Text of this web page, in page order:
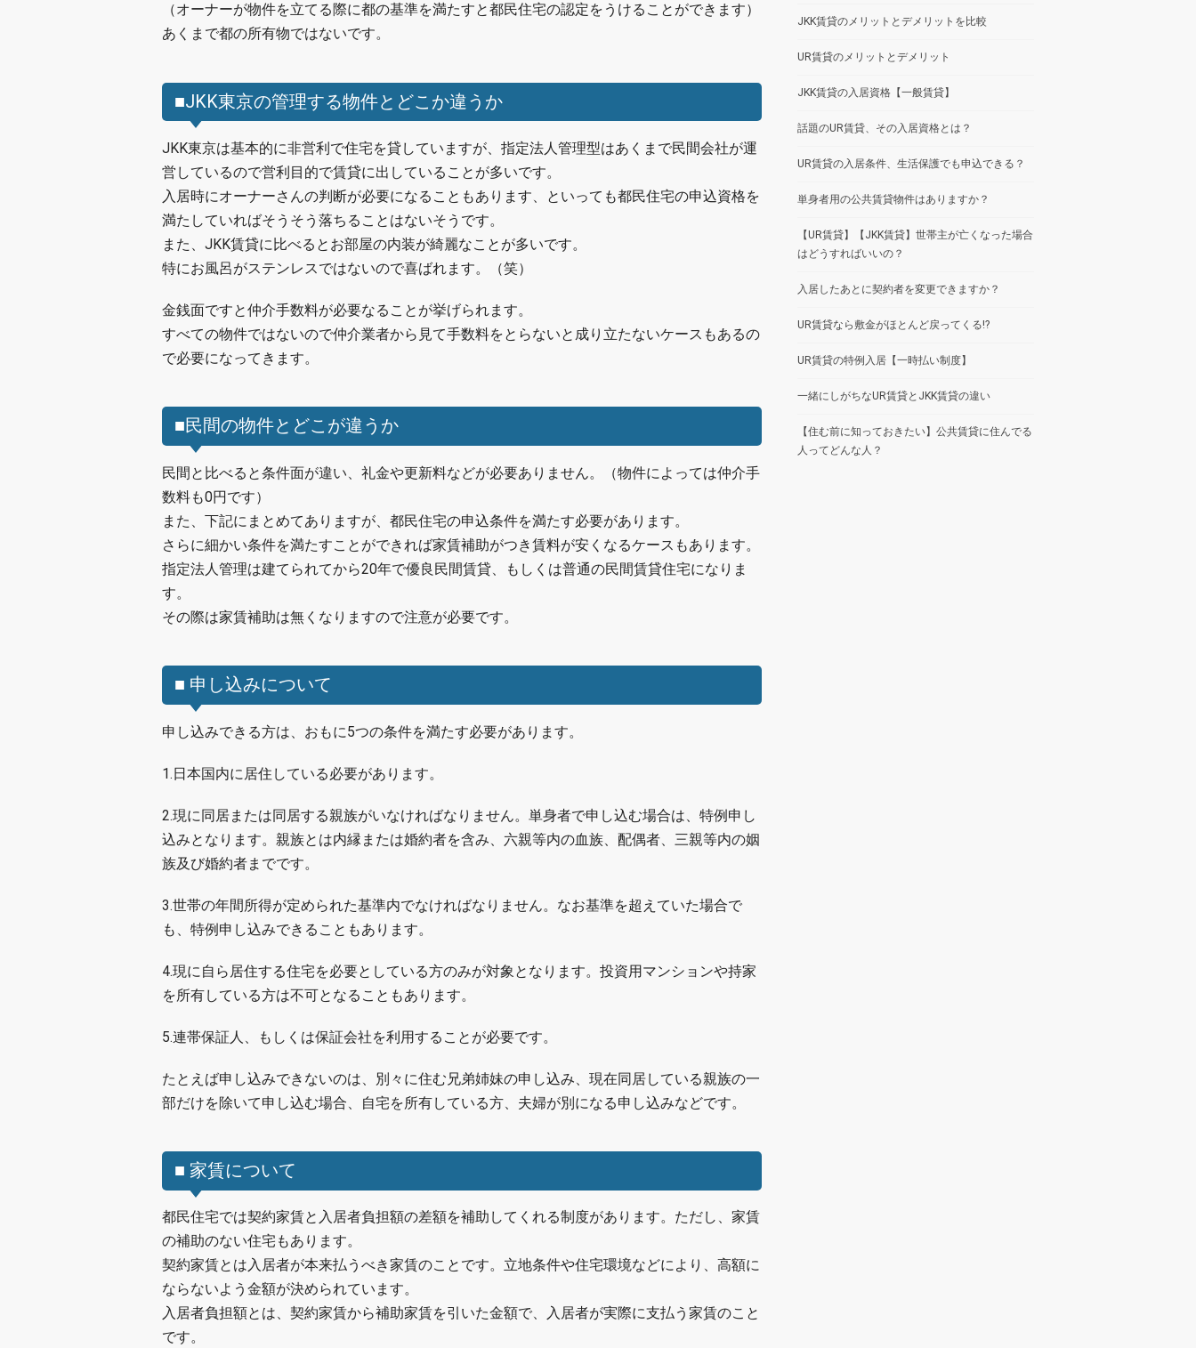
（オーナーが物件を立てる際に都の基準を満たすと都民住宅の認定をうけることができます）
あくまで都の所有物ではないです。
■JKK東京の管理する物件とどこか違うか
JKK東京は基本的に非営利で住宅を貸していますが、指定法人管理型はあくまで民間会社が運
営しているので営利目的で賃貸に出していることが多いです。
入居時にオーナーさんの判断が必要になることもあります、といっても都民住宅の申込資格を
満たしていればそうそう落ちることはないそうです。
また、JKK賃貸に比べるとお部屋の内装が綺麗なことが多いです。
特にお風呂がステンレスではないので喜ばれます。（笑）
金銭面ですと仲介手数料が必要なることが挙げられます。
すべての物件ではないので仲介業者から見て手数料をとらないと成り立たないケースもあるの
で必要になってきます。
■民間の物件とどこが違うか
民間と比べると条件面が違い、礼金や更新料などが必要ありません。（物件によっては仲介手
数料も0円です）
また、下記にまとめてありますが、都民住宅の申込条件を満たす必要があります。
さらに細かい条件を満たすことができれば家賃補助がつき賃料が安くなるケースもあります。
指定法人管理は建てられてから20年で優良民間賃貸、もしくは普通の民間賃貸住宅になりま
す。
その際は家賃補助は無くなりますので注意が必要です。
■ 申し込みについて
申し込みできる方は、おもに5つの条件を満たす必要があります。
1.日本国内に居住している必要があります。
2.現に同居または同居する親族がいなければなりません。単身者で申し込む場合は、特例申し
込みとなります。親族とは内縁または婚約者を含み、六親等内の血族、配偶者、三親等内の姻
族及び婚約者までです。
3.世帯の年間所得が定められた基準内でなければなりません。なお基準を超えていた場合で
も、特例申し込みできることもあります。
4.現に自ら居住する住宅を必要としている方のみが対象となります。投資用マンションや持家
を所有している方は不可となることもあります。
5.連帯保証人、もしくは保証会社を利用することが必要です。
たとえば申し込みできないのは、別々に住む兄弟姉妹の申し込み、現在同居している親族の一
部だけを除いて申し込む場合、自宅を所有している方、夫婦が別になる申し込みなどです。
■ 家賃について
都民住宅では契約家賃と入居者負担額の差額を補助してくれる制度があります。ただし、家賃
の補助のない住宅もあります。
契約家賃とは入居者が本来払うべき家賃のことです。立地条件や住宅環境などにより、高額に
ならないよう金額が決められています。
入居者負担額とは、契約家賃から補助家賃を引いた金額で、入居者が実際に支払う家賃のこと
です。
JKK賃貸のメリットとデメリットを比較
UR賃貸のメリットとデメリット
JKK賃貸の入居資格【一般賃貸】
話題のUR賃貸、その入居資格とは？
UR賃貸の入居条件、生活保護でも申込できる？
単身者用の公共賃貸物件はありますか？
【UR賃貸】【JKK賃貸】世帯主が亡くなった場合
はどうすればいいの？
入居したあとに契約者を変更できますか？
UR賃貸なら敷金がほとんど戻ってくる!?
UR賃貸の特例入居【一時払い制度】
一緒にしがちなUR賃貸とJKK賃貸の違い
【住む前に知っておきたい】公共賃貸に住んでる
人ってどんな人？